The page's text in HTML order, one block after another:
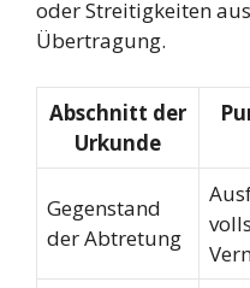
oder Streitigkeiten
Übertragung.
Abschnitt der
Urkunde
Gegenstand
der Abtretung